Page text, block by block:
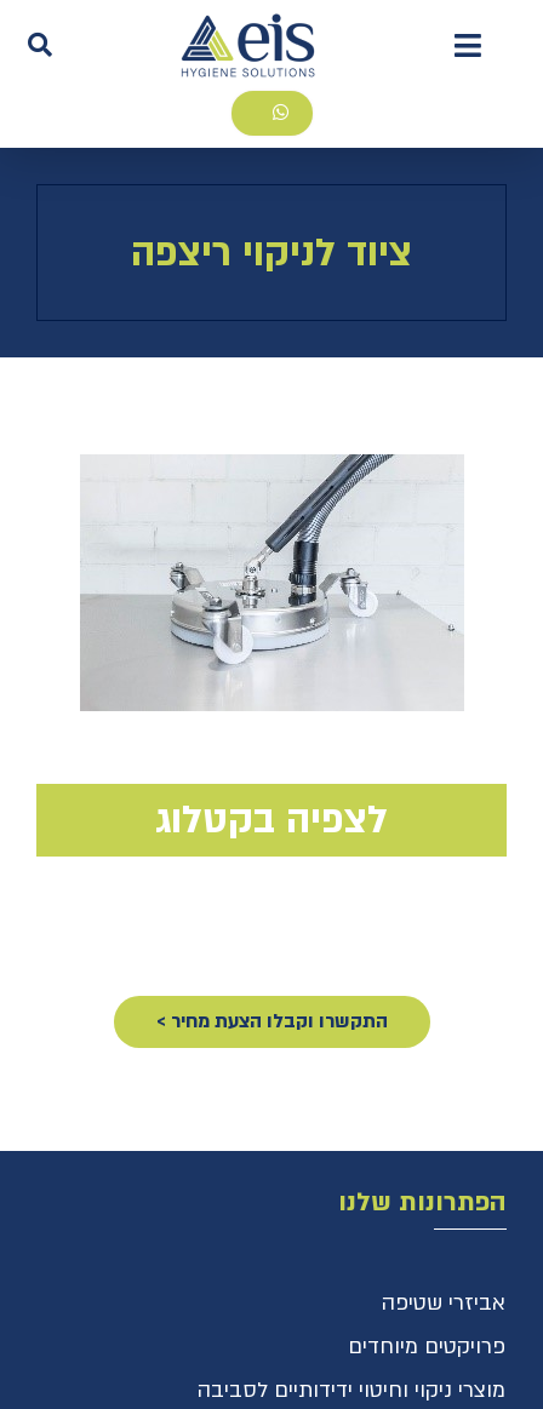
ציוד לניקוי ריצפה
לצפיה בקטלוג
התקשרו וקבלו הצעת מחיר >
הפתרונות שלנו
אביזרי שטיפה
פרויקטים מיוחדים
מוצרי ניקוי וחיטוי ידידותיים לסביבה